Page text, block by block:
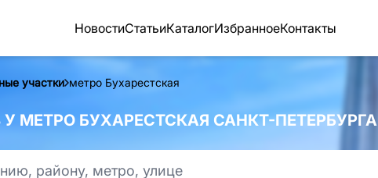
НовостиСтатьиКаталогИзбранноеКонтакты
участки метро Бухарестская
МЕТРО БУХАРЕСТСКАЯ САНКТ-ПЕТЕРБУРГА